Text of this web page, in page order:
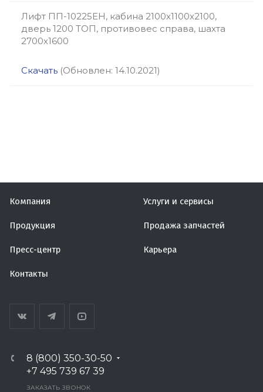
Лифт ПП-10225ЕН, кабина 2100х1100х2100,
дверь 1200 ТОП, противовес справа, шахта
2700х1600
Скачать (Обновлен: 14.10.2021)
Компания Услуги и сервисы
Продукция Продажа запчастей
Пресс-центр Карьера
Контакты
8 (800) 350-30-50
+7 495 739 67 39
ЗАКАЗАТЬ ЗВОНОК